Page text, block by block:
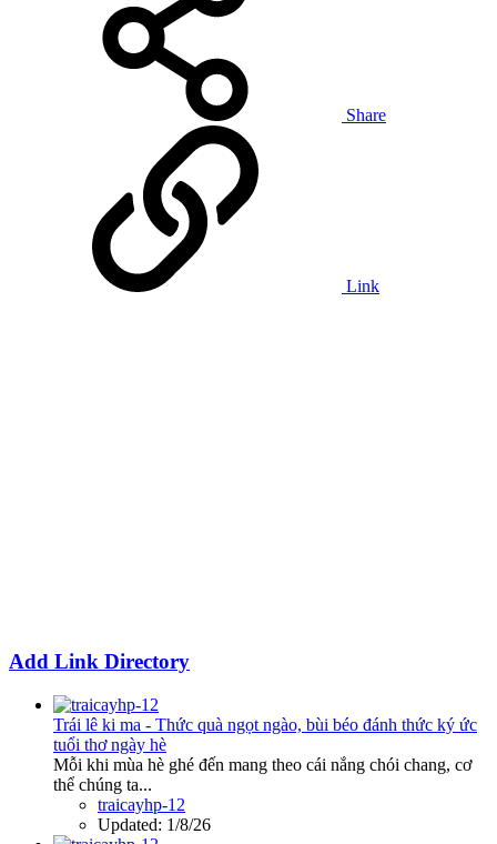
Share
Link
Add Link Directory
Trái lê ki ma - Thức quà ngọt ngào, bùi béo đánh thức ký ức
tuổi thơ ngày hè
Mỗi khi mùa hè ghé đến mang theo cái nắng chói chang, cơ
thể chúng ta...
traicayhp-12
Updated: 1/8/26